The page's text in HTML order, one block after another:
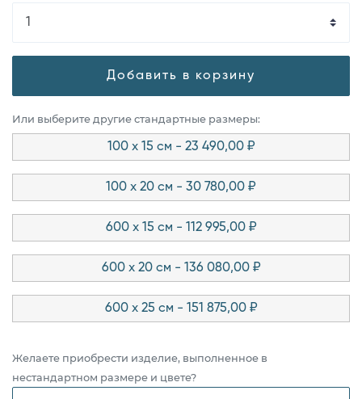
Добавить в корзину
Или выберите другие стандартные размеры:
100 x 15 см - 23 490,00 ₽
100 x 20 см - 30 780,00 ₽
600 x 15 см - 112 995,00 ₽
600 x 20 см - 136 080,00 ₽
600 x 25 см - 151 875,00 ₽
Желаете приобрести изделие, выполненное в
нестандартном размере и цвете?